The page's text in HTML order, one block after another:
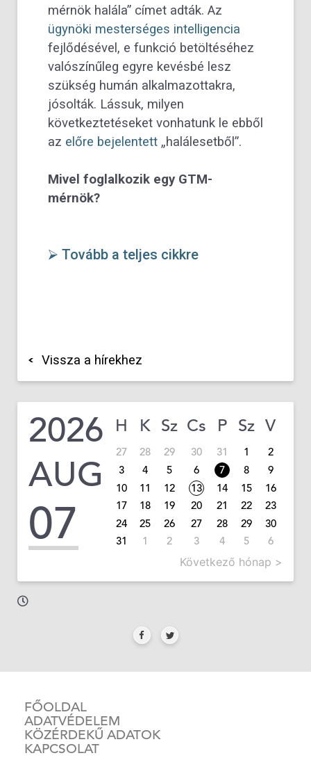
mérnök halála” címet adták. Az
ügynöki mesterséges intelligencia
fejlődésével, e funkció betöltéséhez
valószínűleg egyre kevésbé lesz
szükség humán alkalmazottakra,
jósolták. Lássuk, milyen
következtetéseket vonhatunk le ebből
az előre bejelentett „halálesetből”.
Mivel foglalkozik egy GTM-
mérnök?
⮚ Tovább a teljes cikkre
Vissza a hírekhez
2026
AUG
07
H K Sz Cs P Sz V
27 28 29 30 31 1
2
3
4 5 6 7 8
9
10
11 12 13 14 15
16
17
18 19 20 21 22
23
24
25 26 27 28 29
30
31
1 2 3 4 5 6
Következő hónap >
FŐOLDAL
ADATVÉDELEM
KÖZÉRDEKŰ ADATOK
KAPCSOLAT